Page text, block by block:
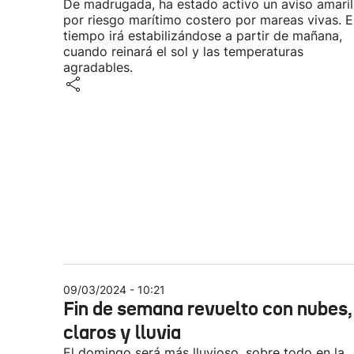
De madrugada, ha estado activo un aviso
por riesgo marítimo costero por mareas vivas.
tiempo irá estabilizándose a partir de mañana,
cuando reinará el sol y las temperaturas
agradables.
09/03/2024 - 10:21
Fin de semana revuelto con nubes,
claros y lluvia